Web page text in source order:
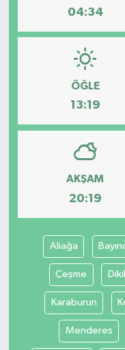
04:34
ÖĞLE
13:19
AKŞAM
20:19
Aliağa
Çeşme
Karaburun
Menderes